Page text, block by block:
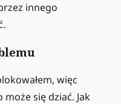
innego
więc
może się dziać. Jak